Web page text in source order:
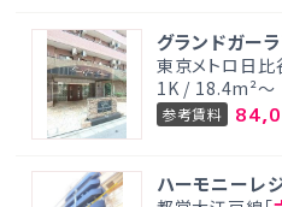
グランドガー
東京メトロ日比
1K / 18.4m²～
参考賃料
ハーモニーレ